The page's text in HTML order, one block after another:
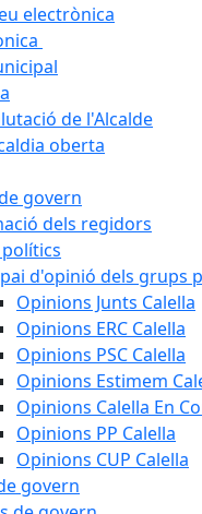
electrònica
de l'Alcalde
oberta
govern
dels regidors
d'opinió dels grups
Opinions Junts Calella
Opinions ERC Calella
Opinions PSC Calella
Opinions Estimem
Opinions Calella En
Opinions PP Calella
Opinions CUP Calella
govern